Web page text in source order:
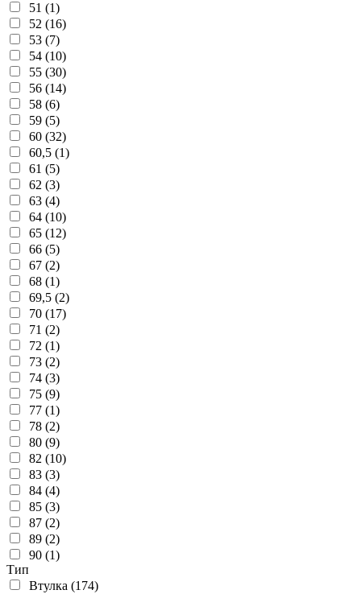
51 (1)
52 (16)
53 (7)
54 (10)
55 (30)
56 (14)
58 (6)
59 (5)
60 (32)
60,5 (1)
61 (5)
62 (3)
63 (4)
64 (10)
65 (12)
66 (5)
67 (2)
68 (1)
69,5 (2)
70 (17)
71 (2)
72 (1)
73 (2)
74 (3)
75 (9)
77 (1)
78 (2)
80 (9)
82 (10)
83 (3)
84 (4)
85 (3)
87 (2)
89 (2)
90 (1)
Тип
Втулка (174)